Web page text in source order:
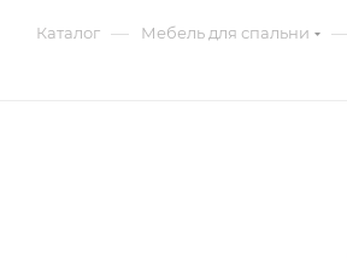
Каталог — Мебель для спальни